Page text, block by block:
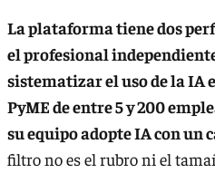
La plataforma tiene dos
el profesional
sistematizar el uso de la IA
PyME de entre 5 y 200
su equipo adopte IA con un
filtro no es el rubro ni el